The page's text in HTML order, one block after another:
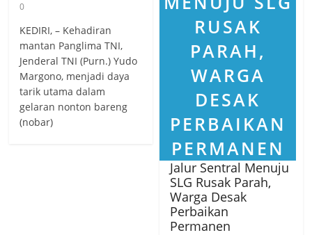
0
KEDIRI, – Kehadiran
mantan Panglima TNI,
Jenderal TNI (Purn.) Yudo
Margono, menjadi daya
tarik utama dalam
gelaran nonton bareng
(nobar)
Jalur Sentral Menuju
SLG Rusak Parah,
Warga Desak
Perbaikan
Permanen